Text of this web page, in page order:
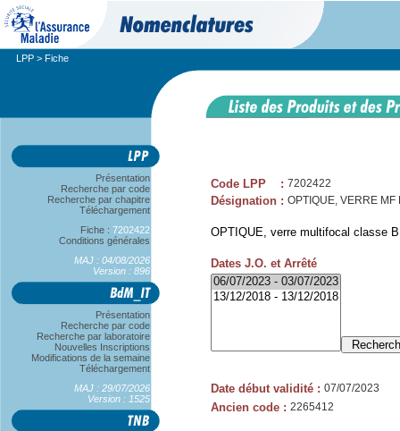
LPP > Fiche
Présentation
Recherche par code
Recherche par chapitre
Téléchargement
Fiche : 7202422
Conditions générales
MAJ : 04/08/2026
Version : 896
Présentation
Recherche par code
Recherche par laboratoire
Nouvelles Inscriptions
Modifications de la semaine
Téléchargement
MAJ : 29/07/2026
Version : 1525
Code LPP : 7202422
Désignation : OPTIQUE, VERRE
OPTIQUE, verre multifocal classe
Dates J.O. et Arrêté
Date début validité : 07/07/2023
Ancien code : 2265412